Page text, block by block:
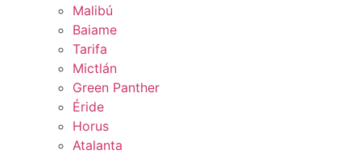
Malibú
Baiame
Tarifa
Mictlán
Green Panther
Éride
Horus
Atalanta